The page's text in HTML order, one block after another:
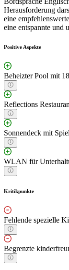
Herausforderung
eine
eine entspannte und
Positive Aspekte
Beheizter Pool mit
Reflections
Sonnendeck mit
WLAN für
Kritikpunkte
Fehlende spezielle
Begrenzte